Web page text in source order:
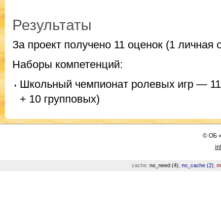
Результаты
За проект получено 11 оценок (1 личная
Наборы компетенций:
Школьный чемпионат ролевых игр —
+ 10 групповых)
©ОБ
cache: no_need (4) no_cache (2)